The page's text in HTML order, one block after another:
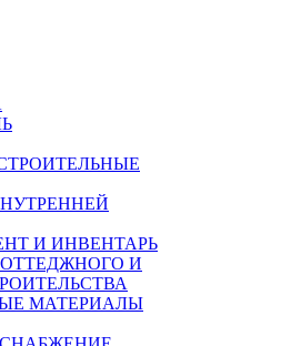
И ИНВЕНТАРЬ
И
МАТЕРИАЛЫ